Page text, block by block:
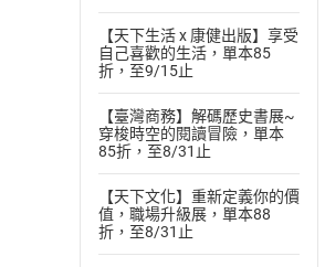
【天下生活 x 康健出版】享受
自己喜歡的生活，單本85
折，至9/15止
【臺灣商務】解碼歷史書展~
穿梭時空的閱讀冒險，單本
85折，至8/31止
【天下文化】重新定義你的價
值，職場升級展，單本88
折，至8/31止